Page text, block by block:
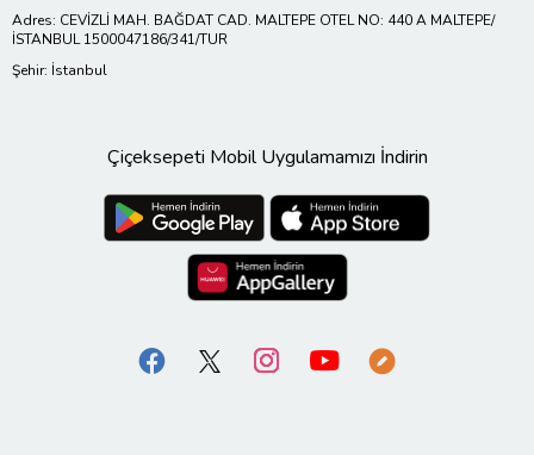
Adres: CEVİZLİ MAH. BAĞDAT CAD. MALTEPE OTEL NO: 440 A MALTEPE/
İSTANBUL 1500047186/341/TUR
Şehir: İstanbul
Çiçeksepeti Mobil Uygulamamızı İndirin